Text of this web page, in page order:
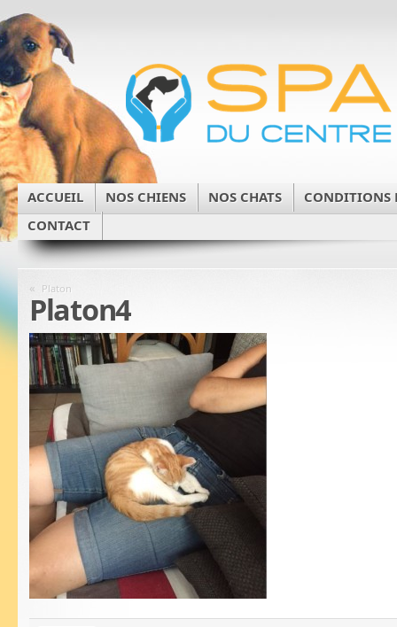
ACCUEIL NOS CHIENS NOS CHATS
CONDITIONS
CONTACT
« Platon
Platon4